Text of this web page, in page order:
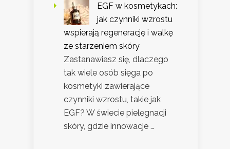
EGF w kosmetykach:
jak czynniki wzrostu
wspierają regenerację i walkę
ze starzeniem skóry
Zastanawiasz się, dlaczego
tak wiele osób sięga po
kosmetyki zawierające
czynniki wzrostu, takie jak
EGF? W świecie pielęgnacji
skóry, gdzie innowacje …